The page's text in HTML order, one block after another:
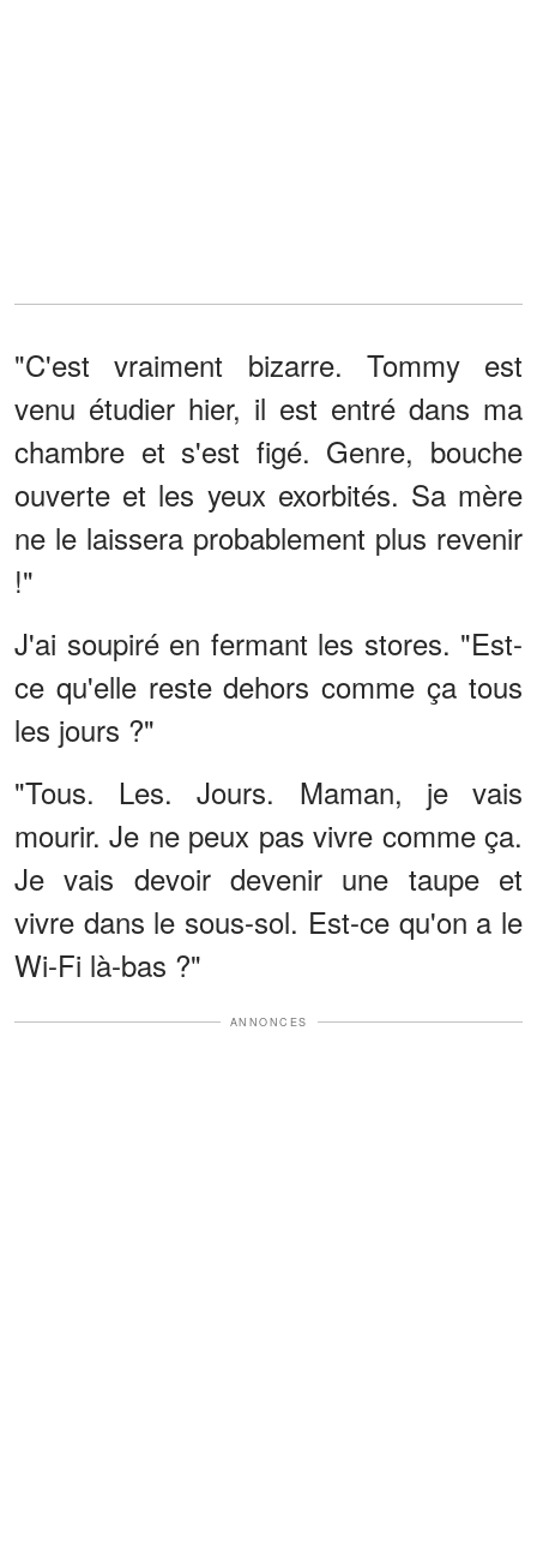
"C'est vraiment bizarre. Tommy est
venu étudier hier, il est entré dans ma
chambre et s'est figé. Genre, bouche
ouverte et les yeux exorbités. Sa mère
ne le laissera probablement plus revenir
!"
J'ai soupiré en fermant les stores. "Est-
ce qu'elle reste dehors comme ça tous
les jours ?"
"Tous. Les. Jours. Maman, je vais
mourir. Je ne peux pas vivre comme ça.
Je vais devoir devenir une taupe et
vivre dans le sous-sol. Est-ce qu'on a le
Wi-Fi là-bas ?"
ANNONCES